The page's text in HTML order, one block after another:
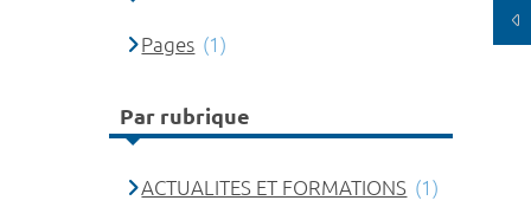
Pages (1)
Par rubrique
ACTUALITES ET FORMATIONS (1)